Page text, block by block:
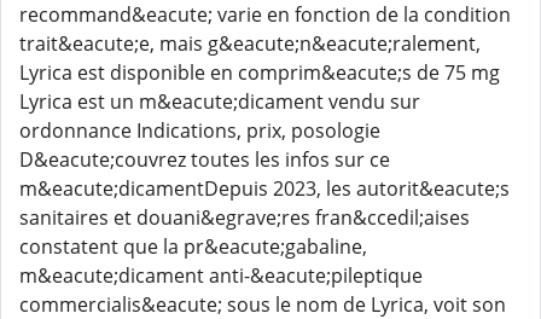
recommand&eacute; varie en fonction de la condition
trait&eacute;e, mais g&eacute;n&eacute;ralement,
Lyrica est disponible en comprim&eacute;s de 75 mg
Lyrica est un m&eacute;dicament vendu sur
ordonnance Indications, prix, posologie
D&eacute;couvrez toutes les infos sur ce
m&eacute;dicamentDepuis 2023, les autorit&eacute;s
sanitaires et douani&egrave;res fran&ccedil;aises
constatent que la pr&eacute;gabaline,
m&eacute;dicament anti-&eacute;pileptique
commercialis&eacute; sous le nom de Lyrica, voit son